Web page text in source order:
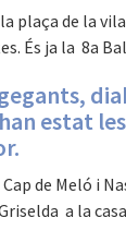
plaça de la
És ja la 8a
estat
de Meló i
a la casa